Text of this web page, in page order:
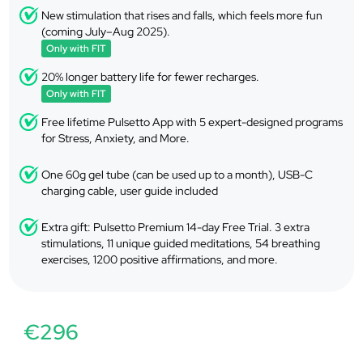
New stimulation that rises and falls, which feels more fun
(coming July–Aug 2025).
Only with FIT
20% longer battery life for fewer recharges.
Only with FIT
Free lifetime Pulsetto App with 5 expert-designed programs
for Stress, Anxiety, and More.
One 60g gel tube (can be used up to a month), USB-C
charging cable, user guide included
Extra gift: Pulsetto Premium 14-day Free Trial. 3 extra
stimulations, 11 unique guided meditations, 54 breathing
exercises, 1200 positive affirmations, and more.
€296